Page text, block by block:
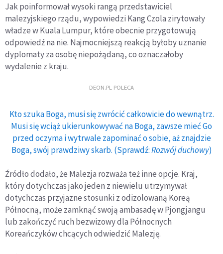
Jak poinformował wysoki rangą przedstawiciel
malezyjskiego rządu, wypowiedzi Kang Czola zirytowały
władze w Kuala Lumpur, które obecnie przygotowują
odpowiedź na nie. Najmocniejszą reakcją byłoby uznanie
dyplomaty za osobę niepożądaną, co oznaczałoby
wydalenie z kraju.
DEON.PL POLECA
Kto szuka Boga, musi się zwrócić całkowicie do wewnątrz.
Musi się wciąż ukierunkowywać na Boga, zawsze mieć Go
przed oczyma i wytrwale zapominać o sobie, aż znajdzie
Boga, swój prawdziwy skarb. (Sprawdź:Rozwój duchowy)
Źródło dodało, że Malezja rozważa też inne opcje. Kraj,
który dotychczas jako jeden z niewielu utrzymywał
dotychczas przyjazne stosunki z odizolowaną Koreą
Północną, może zamknąć swoją ambasadę w Pjongjangu
lub zakończyć ruch bezwizowy dla Północnych
Koreańczyków chcących odwiedzić Malezję.